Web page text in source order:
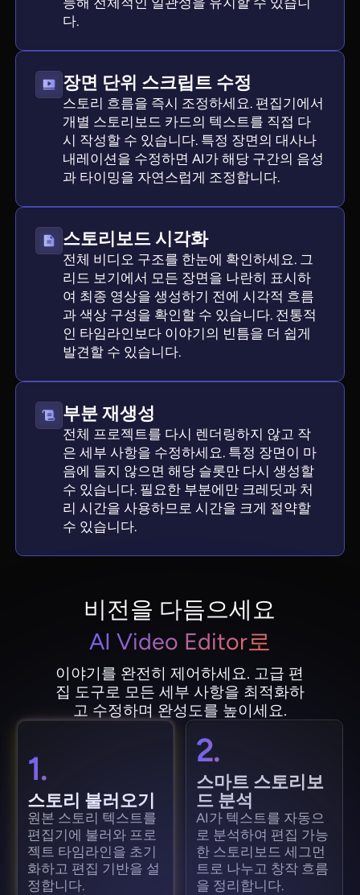
다.
장면 단위 스크립트 수정
스토리 흐름을 즉시 조정하세요. 편집기에서
개별 스토리보드 카드의 텍스트를 직접 다
시 작성할 수 있습니다. 특정 장면의 대사나
내레이션을 수정하면 AI가 해당 구간의 음성
과 타이밍을 자연스럽게 조정합니다.
스토리보드 시각화
전체 비디오 구조를 한눈에 확인하세요. 그
리드 보기에서 모든 장면을 나란히 표시하
여 최종 영상을 생성하기 전에 시각적 흐름
과 색상 구성을 확인할 수 있습니다. 전통적
인 타임라인보다 이야기의 빈틈을 더 쉽게
발견할 수 있습니다.
부분 재생성
전체 프로젝트를 다시 렌더링하지 않고 작
은 세부 사항을 수정하세요. 특정 장면이 마
음에 들지 않으면 해당 슬롯만 다시 생성할
수 있습니다. 필요한 부분에만 크레딧과 처
리 시간을 사용하므로 시간을 크게 절약할
수 있습니다.
비전을 다듬으세요
AI Video Editor로
이야기를 완전히 제어하세요. 고급 편
집 도구로 모든 세부 사항을 최적화하
고 수정하며 완성도를 높이세요.
1.
스토리 불러오기
원본 스토리 텍스트를
편집기에 불러와 프로
젝트 타임라인을 초기
화하고 편집 기반을 설
정합니다.
2.
스마트 스토리보
드 분석
AI가 텍스트를 자동으
로 분석하여 편집 가능
한 스토리보드 세그먼
트로 나누고 창작 흐름
을 정리합니다.